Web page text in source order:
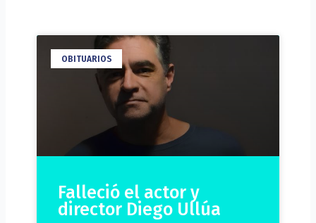
OBITUARIOS
Falleció el actor y
director Diego Ullúa